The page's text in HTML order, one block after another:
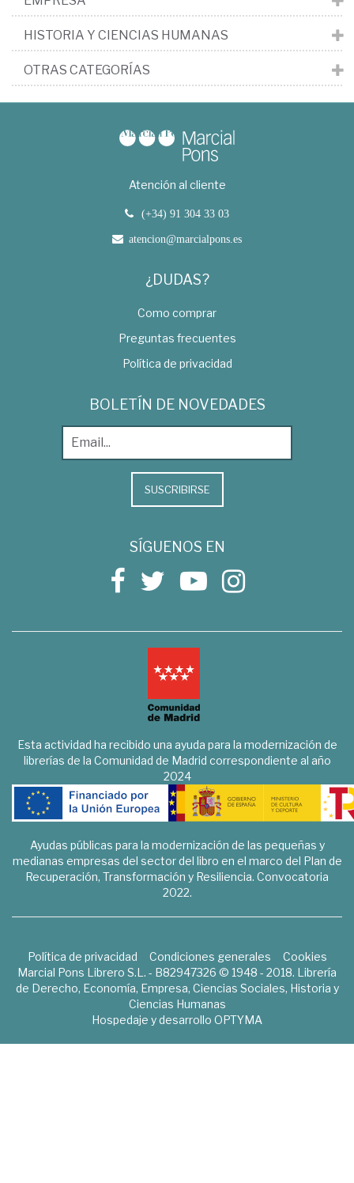
HISTORIA Y CIENCIAS HUMANAS
OTRAS CATEGORÍAS
Atención al cliente
(+34) 91 304 33 03
atencion@marcialpons.es
¿DUDAS?
Como comprar
Preguntas frecuentes
Política de privacidad
BOLETÍN DE NOVEDADES
SUSCRIBIRSE
SÍGUENOS EN
Esta actividad ha recibido una ayuda para la modernización de
librerías de la Comunidad de Madrid correspondiente al año
2024
Ayudas públicas para la modernización de las pequeñas y
medianas empresas del sector del libro en el marco del Plan de
Recuperación, Transformación y Resiliencia. Convocatoria
2022.
Política de privacidad Condiciones generales
Cookies
Marcial Pons Librero S.L. - B82947326 © 1948 - 2018. Librería
de Derecho, Economía, Empresa, Ciencias Sociales, Historia y
Ciencias Humanas
Hospedaje y desarrollo OPTYMA